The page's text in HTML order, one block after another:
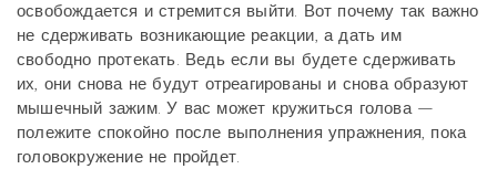
освобождается и стремится выйти. Вот почему так важно
не сдерживать возникающие реакции, а дать им
свободно протекать. Ведь если вы будете сдерживать
их, они снова не будут отреагированы и снова образуют
мышечный зажим. У вас может кружиться голова —
полежите спокойно после выполнения упражнения, пока
головокружение не пройдет.